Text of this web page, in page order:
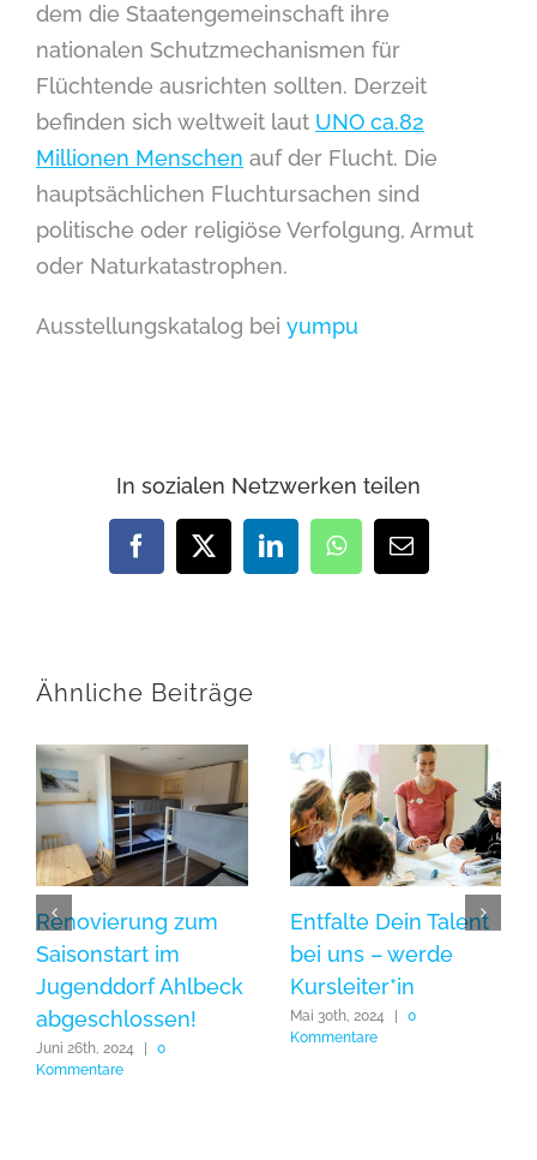
dem die Staatengemeinschaft ihre
nationalen Schutzmechanismen für
Flüchtende ausrichten sollten. Derzeit
befinden sich weltweit laut UNO ca.82
Millionen Menschen auf der Flucht. Die
hauptsächlichen Fluchtursachen sind
politische oder religiöse Verfolgung, Armut
oder Naturkatastrophen.
Ausstellungskatalog bei yumpu
In sozialen Netzwerken teilen
Facebook
X LinkedInWhatsApp
E-
Mail
Ähnliche Beiträge
Renovierung zum
Saisonstart im
Jugenddorf Ahlbeck
abgeschlossen!
Juni 26th, 2024
0
Kommentare
Entfalte Dein Talent
bei uns – werde
Kursleiter*in
Mai 30th, 2024
0
Kommentare